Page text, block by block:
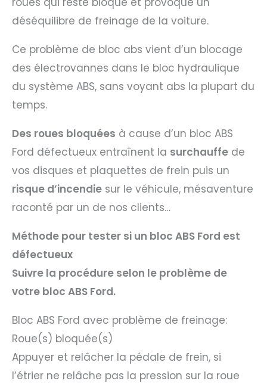
déséquilibre de freinage de la voiture.
Ce problème de bloc abs vient d’un blocage
des électrovannes dans le bloc hydraulique
du système ABS, sans voyant abs la plupart du
temps.
Des roues bloquées à cause d’un bloc ABS
Ford défectueux entraînent la surchauffe de
vos disques et plaquettes de frein puis un
risque d’incendie sur le véhicule, mésaventure
raconté par un de nos clients…
Méthode pour tester si un bloc ABS Ford est
défectueux
Suivre la procédure selon le problème de
votre bloc ABS Ford.
Bloc ABS Ford avec problème de freinage:
Roue(s) bloquée(s)
Appuyer et relâcher la pédale de frein, si
l’étrier ne relâche pas la pression sur la roue